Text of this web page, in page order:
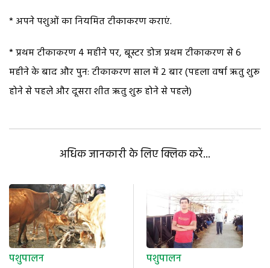
* अपने पशुओं का नियमित टीकाकरण कराएं.
* प्रथम टीकाकरण 4 महीने पर, बूस्टर डोज प्रथम टीकाकरण से 6
महीने के बाद और पुन: टीकाकरण साल में 2 बार (पहला वर्षा ऋतु शुरू
होने से पहले और दूसरा शीत ऋतु शुरू होने से पहले)
अधिक जानकारी के लिए क्लिक करें...
पशुपालन
पशुपालन